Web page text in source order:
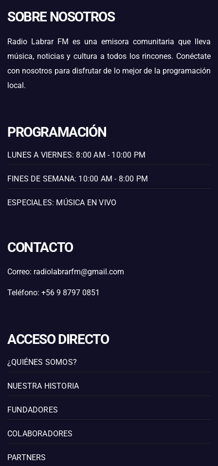
SOBRE NOSOTROS
Radio Labrar FM es una emisora comunitaria que lleva
música, noticias y cultura a todos los rincones. Conéctate
con nosotros para disfrutar de lo mejor de la programación
local.
PROGRAMACIÓN
LUNES A VIERNES: 8:00 AM - 10:00 PM
FINES DE SEMANA: 10:00 AM - 8:00 PM
ESPECIALES: MÚSICA EN VIVO
CONTACTO
Correo: radiolabrarfm@gmail.com
Teléfono: +56 9 8797 0851
ACCESO DIRECTO
¿QUIÉNES SOMOS?
NUESTRA HISTORIA
FUNDADORES
COLABORADORES
PARTNERS